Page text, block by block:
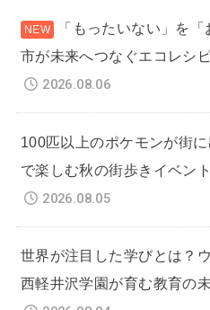
「もったいない」を
市が未来へつなぐエコレシ
2026.08.06
100匹以上のポケモンが街
で楽しむ秋の街歩きイベント
2026.08.05
世界が注目した学びとは？
西軽井沢学園が育む教育の